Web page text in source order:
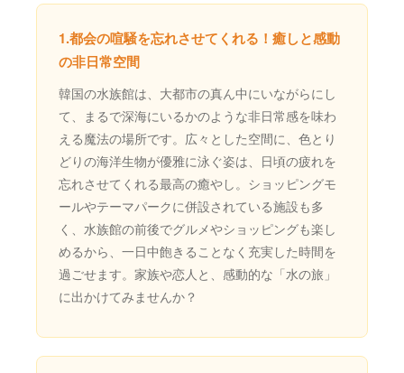
1.都会の喧騒を忘れさせてくれる！癒しと感動
の非日常空間
韓国の水族館は、大都市の真ん中にいながらにし
て、まるで深海にいるかのような非日常感を味わ
える魔法の場所です。広々とした空間に、色とり
どりの海洋生物が優雅に泳ぐ姿は、日頃の疲れを
忘れさせてくれる最高の癒やし。ショッピングモ
ールやテーマパークに併設されている施設も多
く、水族館の前後でグルメやショッピングも楽し
めるから、一日中飽きることなく充実した時間を
過ごせます。家族や恋人と、感動的な「水の旅」
に出かけてみませんか？